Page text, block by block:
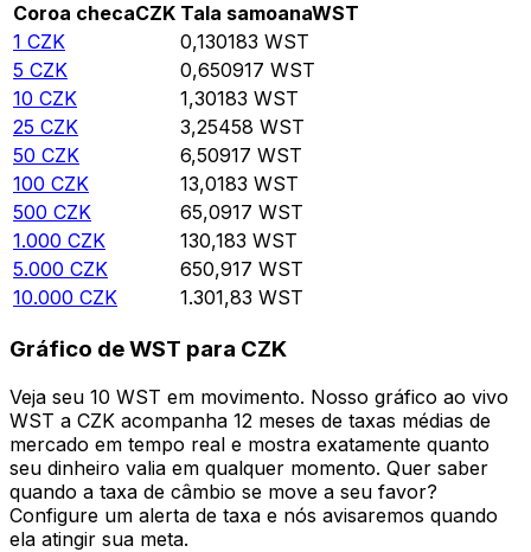
Coroa checaCZK Tala samoanaWST
1 CZK 0,130183 WST
5 CZK 0,650917 WST
10 CZK 1,30183 WST
25 CZK 3,25458 WST
50 CZK 6,50917 WST
100 CZK 13,0183 WST
500 CZK 65,0917 WST
1.000 CZK 130,183 WST
5.000 CZK 650,917 WST
10.000 CZK 1.301,83 WST
Gráfico de WST para CZK
Veja seu 10 WST em movimento. Nosso gráfico ao vivo
WST a CZK acompanha 12 meses de taxas médias de
mercado em tempo real e mostra exatamente quanto
seu dinheiro valia em qualquer momento. Quer saber
quando a taxa de câmbio se move a seu favor?
Configure um alerta de taxa e nós avisaremos quando
ela atingir sua meta.